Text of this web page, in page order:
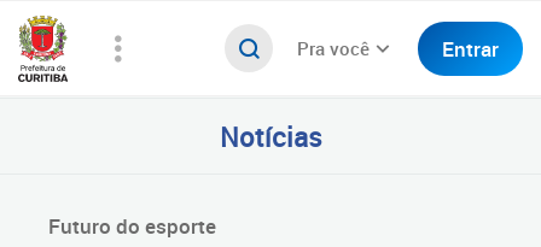
Pra você Entrar
Notícias
Futuro do esporte